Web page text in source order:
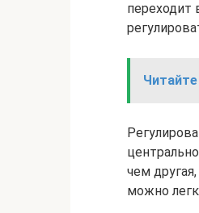
переходит
чем
можно